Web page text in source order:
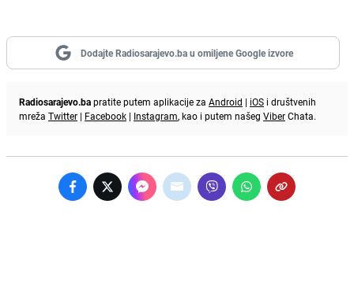
Dodajte Radiosarajevo.ba u omiljene Google izvore
Radiosarajevo.bapratite putem aplikacije za Android | iOS i društvenih
mreža Twitter | Facebook | Instagram, kao i putem našeg ViberChata.